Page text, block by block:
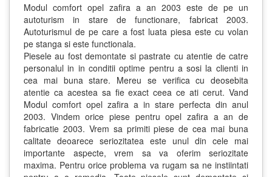
Modul comfort opel zafira a an 2003 este de pe un
autoturism in stare de functionare, fabricat 2003.
Autoturismul de pe care a fost luata piesa este cu volan
pe stanga si este functionala.
Piesele au fost demontate si pastrate cu atentie de catre
personalul in in conditii optime pentru a sosi la clienti in
cea mai buna stare. Mereu se verifica cu deosebita
atentie ca acestea sa fie exact ceea ce ati cerut. Vand
Modul comfort opel zafira a in stare perfecta din anul
2003. Vindem orice piese pentru opel zafira a an de
fabricatie 2003. Vrem sa primiti piese de cea mai buna
calitate deoarece seriozitatea este unul din cele mai
importante aspecte, vrem sa va oferim seriozitate
maxima. Pentru orice problema va rugam sa ne instiintati